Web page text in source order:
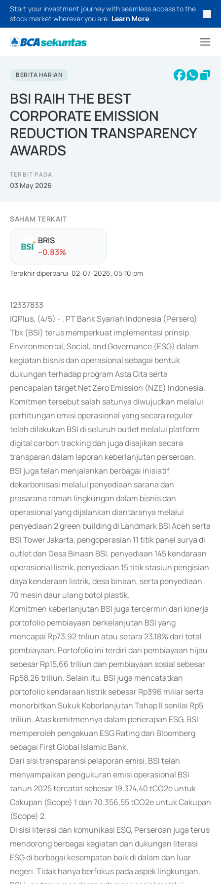
Start your investment journey with seamless access to the
stock market wherever you are. Learn More
BERITA HARIAN
BSI RAIH THE BEST
CORPORATE EMISSION
REDUCTION TRANSPARENCY
AWARDS
TERBIT PADA
03 May 2026
SAHAM TERKAIT
BRIS
--0.83%
Terakhir diperbarui: 02-07-2026, 05:10:pm
12337833
IQPlus, (4/5) - . PT Bank Syariah Indonesia (Persero)
Tbk (BSI) terus memperkuat implementasi prinsip
Environmental, Social, and Governance (ESG) dalam
kegiatan bisnis dan operasional sebagai bentuk
dukungan terhadap program Asta Cita serta
pencapaian target Net Zero Emission (NZE) Indonesia.
Komitmen tersebut salah satunya diwujudkan melalui
perhitungan emisi operasional yang secara reguler
telah dilakukan BSI di seluruh outlet melalui platform
digital carbon tracking dan juga disajikan secara
transparan dalam laporan keberlanjutan perseroan.
BSI juga telah menjalankan berbagai inisiatif
dekarbonisasi melalui penyediaan sarana dan
prasarana ramah lingkungan dalam bisnis dan
operasional yang dijalankan diantaranya melalui
penyediaan 2 green building di Landmark BSI Aceh serta
BSI Tower Jakarta, pengoperasian 11 titik panel surya di
outlet dan Desa Binaan BSI, penyediaan 145 kendaraan
operasional listrik, penyediaan 15 titik stasiun pengisian
daya kendaraan listrik, desa binaan, serta penyediaan
70 mesin daur ulang botol plastik.
Komitmen keberlanjutan BSI juga tercermin dari kinerja
portofolio pembiayaan berkelanjutan BSI yang
mencapai Rp73,92 triliun atau setara 23,18% dari total
pembiayaan. Portofolio ini terdiri dari pembiayaan hijau
sebesar Rp15,66 triliun dan pembiayaan sosial sebesar
Rp58,26 triliun. Selain itu, BSI juga mencatatkan
portofolio kendaraan listrik sebesar Rp396 miliar serta
menerbitkan Sukuk Keberlanjutan Tahap II senilai Rp5
triliun. Atas komitmennya dalam penerapan ESG, BSI
memperoleh pengakuan ESG Rating dari Bloomberg
sebagai First Global Islamic Bank.
Dari sisi transparansi pelaporan emisi, BSI telah
menyampaikan pengukuran emisi operasional BSI
tahun 2025 tercatat sebesar 19.374,40 tCO2e untuk
Cakupan (Scope) 1 dan 70.356,55 tCO2e untuk Cakupan
(Scope) 2.
Di sisi literasi dan komunikasi ESG, Perseroan juga terus
mendorong berbagai kegiatan dan dukungan literasi
ESG di berbagai kesempatan baik di dalam dan luar
negeri. Tidak hanya berfokus pada aspek lingkungan,